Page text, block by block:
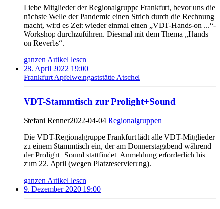
Liebe Mitglieder der Regionalgruppe Frankfurt, bevor uns die
nächste Welle der Pandemie einen Strich durch die Rechnung
macht, wird es Zeit wieder einmal einen „VDT-Hands-on ...“-
Workshop durchzuführen. Diesmal mit dem Thema „Hands
on Reverbs“.
ganzen Artikel lesen
28. April 2022 19:00
Frankfurt Apfelweingaststätte Atschel
VDT-Stammtisch zur Prolight+Sound
Stefani Renner2022-04-04 Regionalgruppen
Die VDT-Regionalgruppe Frankfurt lädt alle VDT-Mitglieder
zu einem Stammtisch ein, der am Donnerstagabend während
der Prolight+Sound stattfindet. Anmeldung erforderlich bis
zum 22. April (wegen Platzreservierung).
ganzen Artikel lesen
9. Dezember 2020 19:00